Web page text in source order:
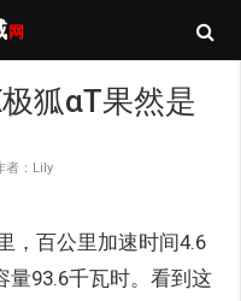
网
狐αT果然是
者：Lily
，百公里加速时间4.6
量93.6千瓦时。看到这